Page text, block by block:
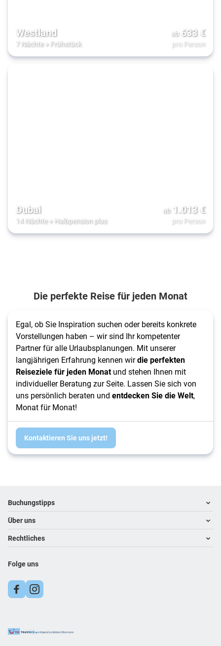
Westland
7 Nächte+ Frühstück
ab 633€
pro Person
Dubai
14 Nächte+ Halbpension plus
ab 1.013€
pro Person
Die perfekte Reise für jeden Monat
Egal, ob Sie Inspiration suchen oder bereits konkrete
Vorstellungen haben – wir sind Ihr kompetenter
Partner für alle Urlaubsplanungen. Mit unserer
langjährigen Erfahrung kennen wirdie perfekten
Reiseziele für jeden Monatund stehen Ihnen mit
individueller Beratung zur Seite. Lassen Sie sich von
uns persönlich beraten und entdecken Sie die Welt,
Monat für Monat!
Kontaktieren Sie uns jetzt!
Footer navigation
Buchungstipps
Warum im Reisebüro buchen
Inspiration
Reisewelten
Über uns
Kontakt
Rechtliches
Folge uns